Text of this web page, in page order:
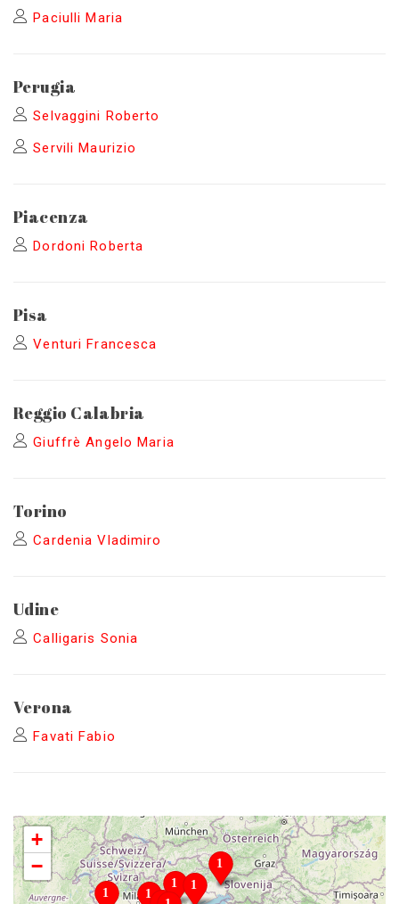
Paciulli Maria
Perugia
Selvaggini Roberto
Servili Maurizio
Piacenza
Dordoni Roberta
Pisa
Venturi Francesca
Reggio Calabria
Giuffrè Angelo Maria
Torino
Cardenia Vladimiro
Udine
Calligaris Sonia
Verona
Favati Fabio
+
−